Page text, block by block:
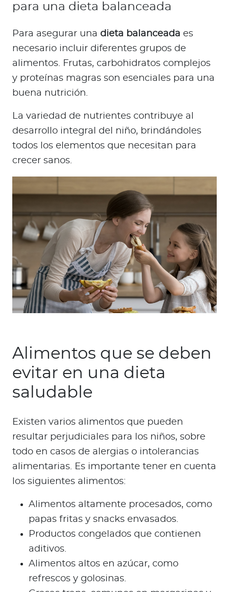
para una dieta balanceada
Para asegurar una dieta balanceada es
necesario incluir diferentes grupos de
alimentos. Frutas, carbohidratos complejos
y proteínas magras son esenciales para una
buena nutrición.
La variedad de nutrientes contribuye al
desarrollo integral del niño, brindándoles
todos los elementos que necesitan para
crecer sanos.
Alimentos que se deben
evitar en una dieta
saludable
Existen varios alimentos que pueden
resultar perjudiciales para los niños, sobre
todo en casos de alergias o intolerancias
alimentarias. Es importante tener en cuenta
los siguientes alimentos:
Alimentos altamente procesados, como
papas fritas y snacks envasados.
Productos congelados que contienen
aditivos.
Alimentos altos en azúcar, como
refrescos y golosinas.